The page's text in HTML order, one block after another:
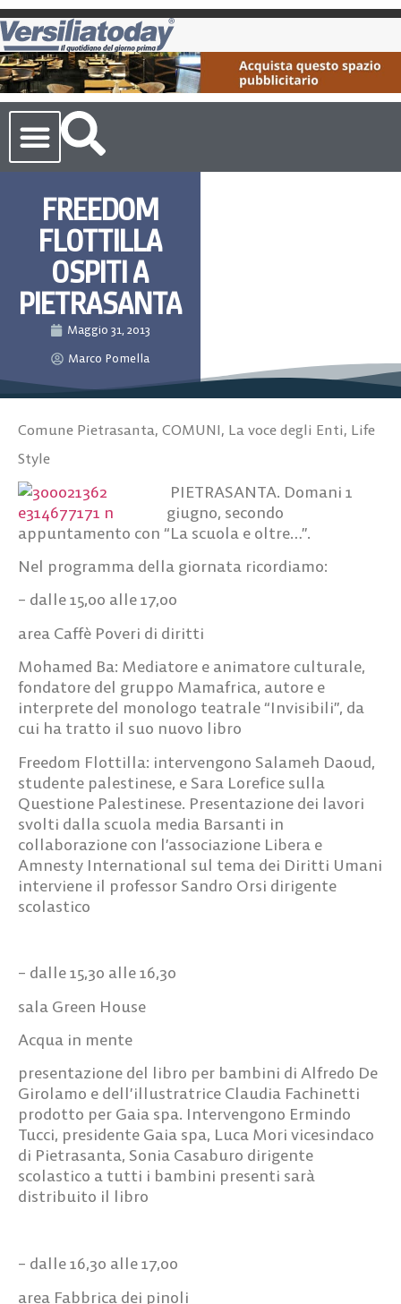
FREEDOM
FLOTTILLA
OSPITI A
PIETRASANTA
Maggio 31, 2013
Marco Pomella
Comune Pietrasanta, COMUNI, La voce degli Enti, Life
Style
PIETRASANTA. Domani 1
giugno, secondo
appuntamento con “La scuola e oltre…”.
Nel programma della giornata ricordiamo:
– dalle 15,00 alle 17,00
area Caffè Poveri di diritti
Mohamed Ba: Mediatore e animatore culturale,
fondatore del gruppo Mamafrica, autore e
interprete del monologo teatrale “Invisibili”, da
cui ha tratto il suo nuovo libro
Freedom Flottilla: intervengono Salameh Daoud,
studente palestinese, e Sara Lorefice sulla
Questione Palestinese. Presentazione dei lavori
svolti dalla scuola media Barsanti in
collaborazione con l’associazione Libera e
Amnesty International sul tema dei Diritti Umani
interviene il professor Sandro Orsi dirigente
scolastico
– dalle 15,30 alle 16,30
sala Green House
Acqua in mente
presentazione del libro per bambini di Alfredo De
Girolamo e dell’illustratrice Claudia Fachinetti
prodotto per Gaia spa. Intervengono Ermindo
Tucci, presidente Gaia spa, Luca Mori vicesindaco
di Pietrasanta, Sonia Casaburo dirigente
scolastico a tutti i bambini presenti sarà
distribuito il libro
– dalle 16,30 alle 17,00
area Fabbrica dei pinoli